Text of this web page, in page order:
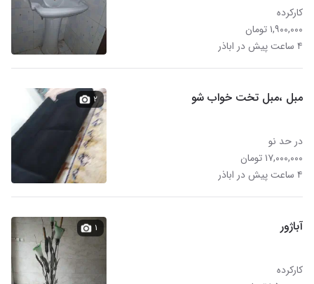
کارکرده
۱,۹۰۰,۰۰۰ تومان
۴ ساعت پیش در اباذر
مبل ،مبل تخت خواب شو
در حد نو
۱۷,۰۰۰,۰۰۰ تومان
۴ ساعت پیش در اباذر
۲
آباژور
کارکرده
۱